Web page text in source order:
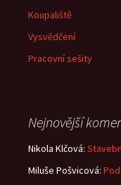
Koupaliště
Vysvědčení
Pracovní sešity
Nejnovější
Nikola Klčová:
Miluše Pošvicová: